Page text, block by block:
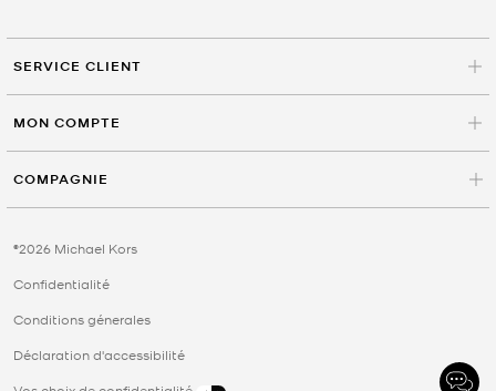
SERVICE CLIENT
MON COMPTE
COMPAGNIE
©2026 Michael Kors
Confidentialité
Conditions génerales
Déclaration d'accessibilité